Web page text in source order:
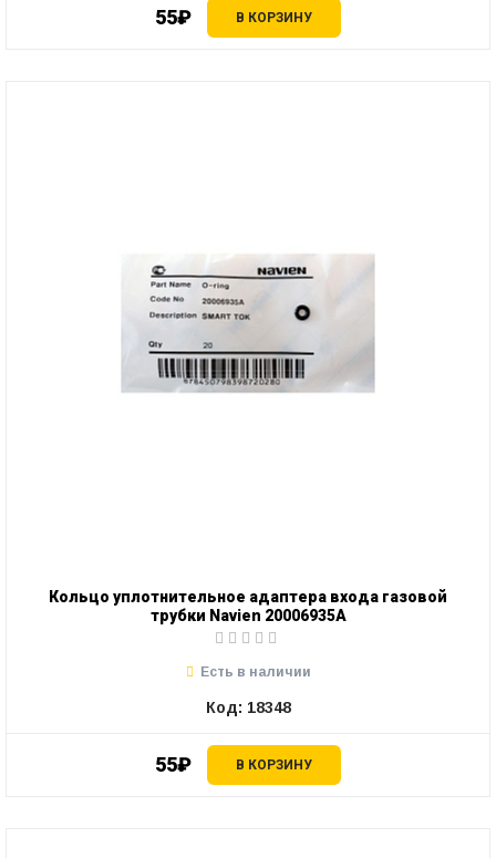
55₽ В КОРЗИНУ
Кольцо уплотнительное адаптера входа газовой
трубки Navien 20006935А
55₽ В КОРЗИНУ
Есть в наличии
Код: 18348